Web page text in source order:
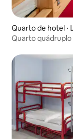
Quarto de hotel ⋅
Quarto